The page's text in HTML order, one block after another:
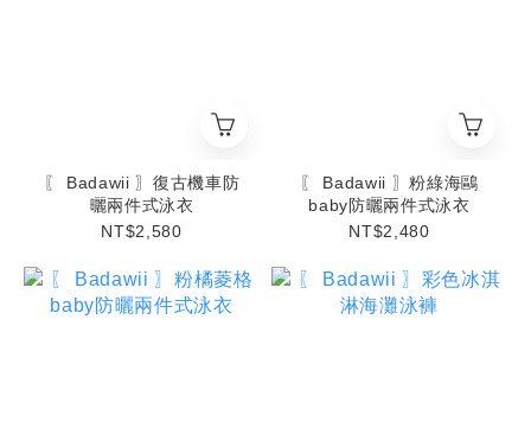
〖 Badawii 〗復古機車防
曬兩件式泳衣
NT$2,580
〖 Badawii 〗粉綠海鷗
baby防曬兩件式泳衣
NT$2,480